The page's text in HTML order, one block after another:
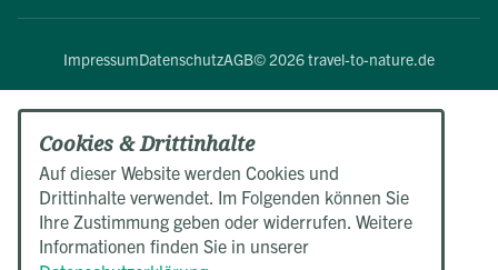
ImpressumDatenschutzAGB© 2026 travel-to-nature.de
Cookies & Drittinhalte
Auf dieser Website werden Cookies und
Drittinhalte verwendet. Im Folgenden können Sie
Ihre Zustimmung geben oder widerrufen. Weitere
Informationen finden Sie in unserer